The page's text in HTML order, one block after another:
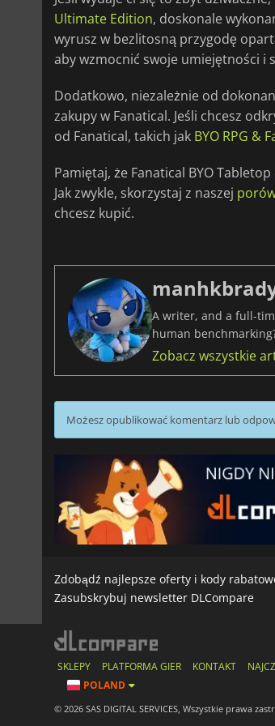
Ultimate Edition, doskonale
wyrusz w bezlitosną przygodę
aby wzmocnić swoje umiejętności i
Dodatkowo, niezależnie od
zakupy w Fanatical. Jeśli chcesz
od Fanatical, takich jak BYO RPG &
Pamiętaj, że Fanatical BYO
Jak zwykle, skorzystaj z naszej
chcesz kupić.
A writer, and a full-
human
Zobacz wszystkie
Możesz opublikować komentarz lub
Zdobądź najlepsze oferty i kody
Zasubskrybuj newsletter DLCompare
SKLEPY PLATFORMA GIER KONTAKT
POLAND
© 2026 SAS DIGITAL SERVICES, Wszystkie prawa